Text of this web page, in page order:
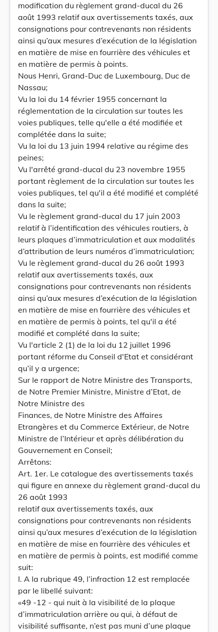
modification du règlement grand-ducal du 26
août 1993 relatif aux avertissements taxés, aux
consignations pour contrevenants non résidents
ainsi qu’aux mesures d’exécution de la législation
en matière de mise en fourrière des véhicules et
en matière de permis à points.
Nous Henri, Grand-Duc de Luxembourg, Duc de
Nassau;
Vu la loi du 14 février 1955 concernant la
réglementation de la circulation sur toutes les
voies publiques, telle qu'elle a été modifiée et
complétée dans la suite;
Vu la loi du 13 juin 1994 relative au régime des
peines;
Vu l'arrêté grand-ducal du 23 novembre 1955
portant règlement de la circulation sur toutes les
voies publiques, tel qu'il a été modifié et complété
dans la suite;
Vu le règlement grand-ducal du 17 juin 2003
relatif à l’identification des véhicules routiers, à
leurs plaques d’immatriculation et aux modalités
d’attribution de leurs numéros d’immatriculation;
Vu le règlement grand-ducal du 26 août 1993
relatif aux avertissements taxés, aux
consignations pour contrevenants non résidents
ainsi qu’aux mesures d’exécution de la législation
en matière de mise en fourrière des véhicules et
en matière de permis à points, tel qu'il a été
modifié et complété dans la suite;
Vu l'article 2 (1) de la loi du 12 juillet 1996
portant réforme du Conseil d'Etat et considérant
qu’il y a urgence;
Sur le rapport de Notre Ministre des Transports,
de Notre Premier Ministre, Ministre d’Etat, de
Notre Ministre des
Finances, de Notre Ministre des Affaires
Etrangères et du Commerce Extérieur, de Notre
Ministre de l’Intérieur et après délibération du
Gouvernement en Conseil;
Arrêtons:
Art. 1er. Le catalogue des avertissements taxés
qui figure en annexe du règlement grand-ducal du
26 août 1993
relatif aux avertissements taxés, aux
consignations pour contrevenants non résidents
ainsi qu’aux mesures d’exécution de la législation
en matière de mise en fourrière des véhicules et
en matière de permis à points, est modifié comme
suit:
I. A la rubrique 49, l’infraction 12 est remplacée
par le libellé suivant:
«49 -12 - qui nuit à la visibilité de la plaque
d’immatriculation arrière ou qui, à défaut de
visibilité suffisante, n’est pas muni d’une plaque